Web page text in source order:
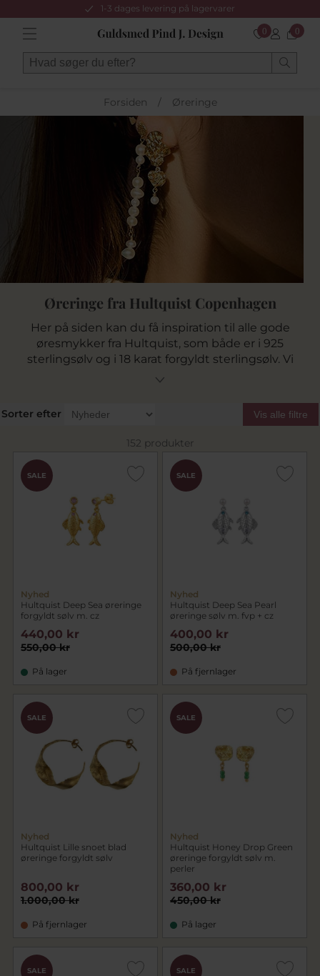
1-3 dages levering på lagervarer
0 0
Forsiden / Øreringe
Øreringe fra Hultquist Copenhagen
Her på siden kan du få inspiration til alle gode
øresmykker fra Hultquist, som både er i 925
sterlingsølv og i 18 karat forgyldt sterlingsølv. Vi
har her på siden samlet vores sortiment af
et stort udvalg af øreringe, ørehænger,
ørestikker, hoops og ørebøjler. Følg med i
Hultquist Copenhagens univers med skønne
zirkoniasten i skønne farver.
Sorter efter Vis alle filtre
152 produkter
SALE
Nyhed
Hultquist Deep Sea øreringe
forgyldt sølv m. cz
550,00 kr
440,00 kr
På lager
SALE
Nyhed
Hultquist Deep Sea Pearl
øreringe sølv m. fvp + cz
500,00 kr
400,00 kr
På fjernlager
SALE
Nyhed
Hultquist Lille snoet blad
øreringe forgyldt sølv
1.000,00 kr
800,00 kr
På fjernlager
SALE
Nyhed
Hultquist Honey Drop Green
øreringe forgyldt sølv m.
perler
450,00 kr
360,00 kr
På lager
SALE SALE